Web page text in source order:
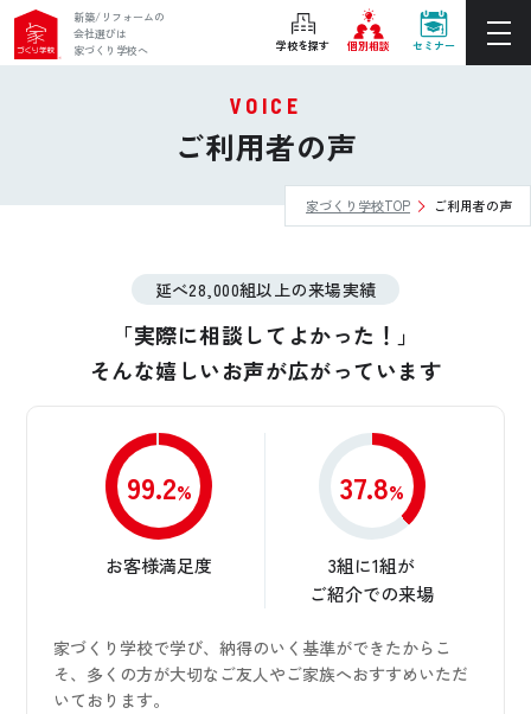
新築/リフォームの
会社選びは
家づくり学校へ
学校を探す 個別相談 セミナー
ぴったりの住宅会社をご提案
個別相談
後悔しない家づくりをレクチャー
セミナーをみる
ご利用は無料！全国20校
お近くの学校を探す
家づくり学校とは
お悩み・相談事例
ご利用者の声・実例
VOICE
ご利用者の声
家づくり学校TOP ご利用者の声
延べ28,000組以上の来場実績
「実際に相談してよかった！」
そんな嬉しいお声が広がっています
99.2%
お客様満足度
37.8%
3組に1組が
ご紹介での来場
家づくり学校で学び、納得のいく基準ができたからこ
そ、多くの方が大切なご友人やご家族へおすすめいただ
いております。